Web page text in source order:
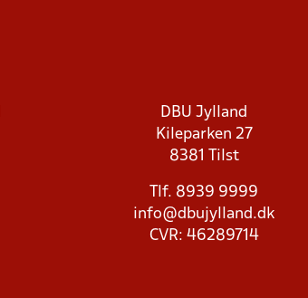
DBU Jylland
Kileparken 27
8381 Tilst
Tlf. 8939 9999
info@dbujylland.dk
CVR: 46289714